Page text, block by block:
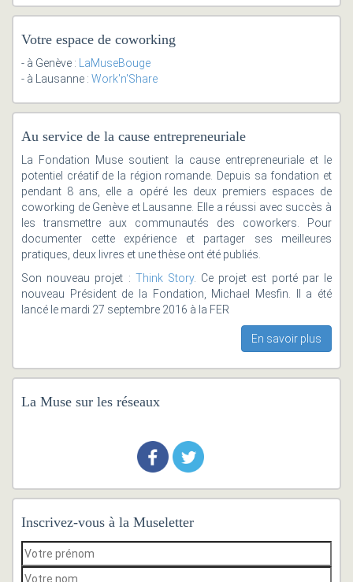
Votre espace de coworking
- à Genève :
LaMuseBouge
- à Lausanne : Work'n'Share
Au service de la cause entrepreneuriale
La Fondation Muse soutient la cause entrepreneuriale et le
potentiel créatif de la région romande. Depuis sa fondation et
pendant 8 ans, elle a opéré les deux premiers espaces de
coworking de Genève et Lausanne. Elle a réussi avec succès à
les transmettre aux communautés des coworkers. Pour
documenter cette expérience et partager ses meilleures
pratiques, deux livres et une thèse ont été publiés.
Son nouveau projet : Think Story. Ce projet est porté par le
nouveau Président de la Fondation, Michael Mesfin. Il a été
lancé le mardi 27 septembre 2016 à la FER
En savoir plus
La Muse sur les réseaux
Inscrivez-vous à la Museletter